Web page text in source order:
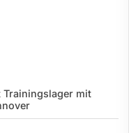
Trainingslager mit